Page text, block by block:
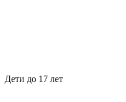
Дети до 17 лет